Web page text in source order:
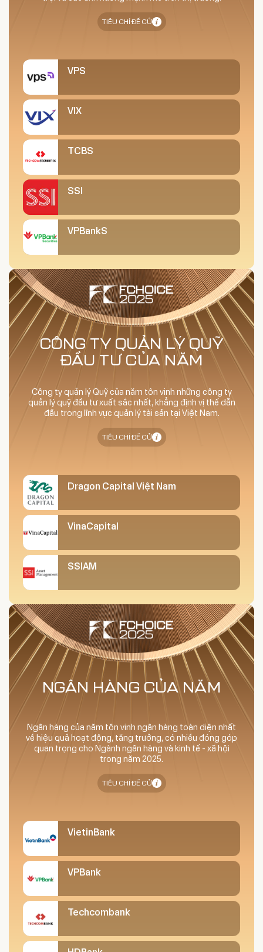
TIÊU CHÍ ĐỀ CỬ
VPS
VIX
TCBS
SSI
VPBankS
CÔNG TY QUẢN LÝ QUỸ
ĐẦU TƯ CỦA NĂM
Công ty quản lý Quỹ của năm tôn vinh những công ty
quản lý quỹ đầu tư xuất sắc nhất, khẳng định vị thế dẫn
đầu trong lĩnh vực quản lý tài sản tại Việt Nam.
TIÊU CHÍ ĐỀ CỬ
Dragon Capital Việt Nam
VinaCapital
SSIAM
NGÂN HÀNG CỦA NĂM
Ngân hàng của năm tôn vinh ngân hàng toàn diện nhất
về hiệu quả hoạt động, tăng trưởng, có nhiều đóng góp
quan trọng cho Ngành ngân hàng và kinh tế - xã hội
trong năm 2025.
TIÊU CHÍ ĐỀ CỬ
VietinBank
VPBank
Techcombank